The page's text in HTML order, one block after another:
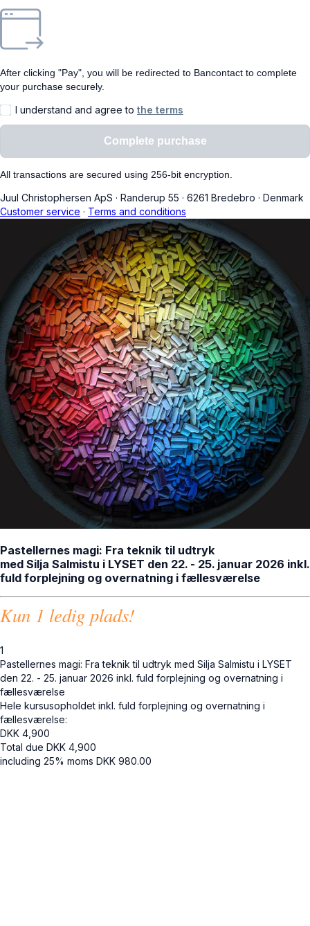
After clicking "Pay", you will be redirected to Bancontact to complete
your purchase securely.
I understand and agree to the terms
Complete purchase
All transactions are secured using 256-bit encryption.
Juul Christophersen ApS · Randerup 55 · 6261 Bredebro · Denmark
Customer service · Terms and conditions
Pastellernes magi: Fra teknik til udtryk
med Silja Salmistu i LYSET den 22. - 25. januar 2026 inkl.
fuld forplejning og overnatning i fællesværelse
Kun 1 ledig plads!
1
Pastellernes magi: Fra teknik til udtryk med Silja Salmistu i LYSET
den 22. - 25. januar 2026 inkl. fuld forplejning og overnatning i
fællesværelse
Hele kursusopholdet inkl. fuld forplejning og overnatning i
fællesværelse:
DKK 4,900
Total due DKK 4,900
including 25% moms DKK 980.00